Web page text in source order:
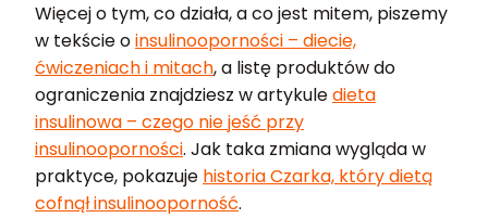
Więcej o tym, co działa, a co jest mitem, piszemy
w tekście oinsulinooporności – diecie,
ćwiczeniach i mitach, a listę produktów do
ograniczenia znajdziesz w artykuledieta
insulinowa – czego nie jeść przy
insulinooporności. Jak taka zmiana wygląda w
praktyce, pokazuje historia Czarka, który dietą
cofnął insulinooporność.